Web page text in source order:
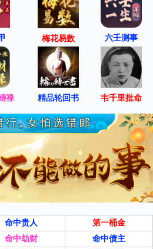
梅花易数 六壬测事
禄 精品轮回书 韦千里批命
命中贵人
第一桶金
命中劫财
命中债主